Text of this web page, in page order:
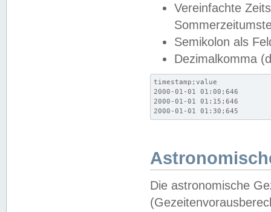
Vereinfachte
Semikolon als
Dezimalkomma
timestamp;value
2000-01-01 01:00;646
2000-01-01 01:15;646
2000-01-01 01:30;645
Die astronomische